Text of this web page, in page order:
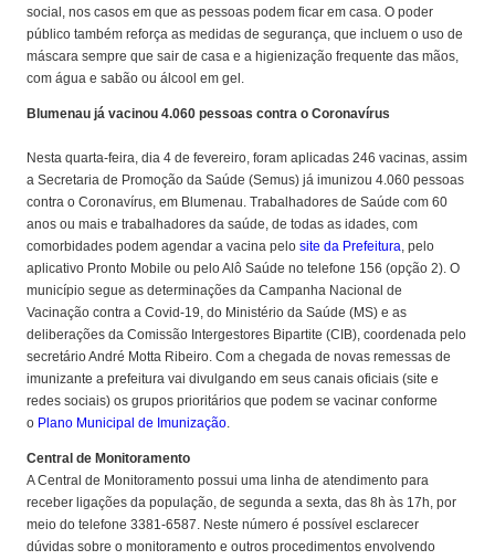
social, nos casos em que as pessoas podem ficar em casa. O poder
público também reforça as medidas de segurança, que incluem o uso de
máscara sempre que sair de casa e a higienização frequente das mãos,
com água e sabão ou álcool em gel.
Blumenau já vacinou 4.060 pessoas contra o Coronavírus
Nesta quarta-feira, dia 4 de fevereiro, foram aplicadas 246 vacinas, assim
a Secretaria de Promoção da Saúde (Semus) já imunizou 4.060 pessoas
contra o Coronavírus, em Blumenau. Trabalhadores de Saúde com 60
anos ou mais e trabalhadores da saúde, de todas as idades, com
comorbidades podem agendar a vacina pelosite da Prefeitura, pelo
aplicativo Pronto Mobile ou pelo Alô Saúde no telefone 156 (opção 2). O
município segue as determinações da Campanha Nacional de
Vacinação contra a Covid-19, do Ministério da Saúde (MS) e as
deliberações da Comissão Intergestores Bipartite (CIB), coordenada pelo
secretário André Motta Ribeiro. Com a chegada de novas remessas de
imunizante a prefeitura vai divulgando em seus canais oficiais (site e
redes sociais) os grupos prioritários que podem se vacinar conforme
o Plano Municipal de Imunização.
Central de Monitoramento
A Central de Monitoramento possui uma linha de atendimento para
receber ligações da população, de segunda a sexta, das 8h às 17h, por
meio do telefone 3381-6587. Neste número é possível esclarecer
dúvidas sobre o monitoramento e outros procedimentos envolvendo